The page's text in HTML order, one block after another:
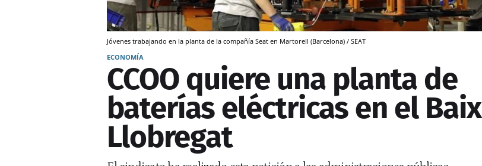
Jóvenes trabajando en la planta de la compañía Seat en Martorell (Barcelona) / SEAT
ECONOMÍA
CCOO quiere una planta de
baterías eléctricas en el Baix
Llobregat